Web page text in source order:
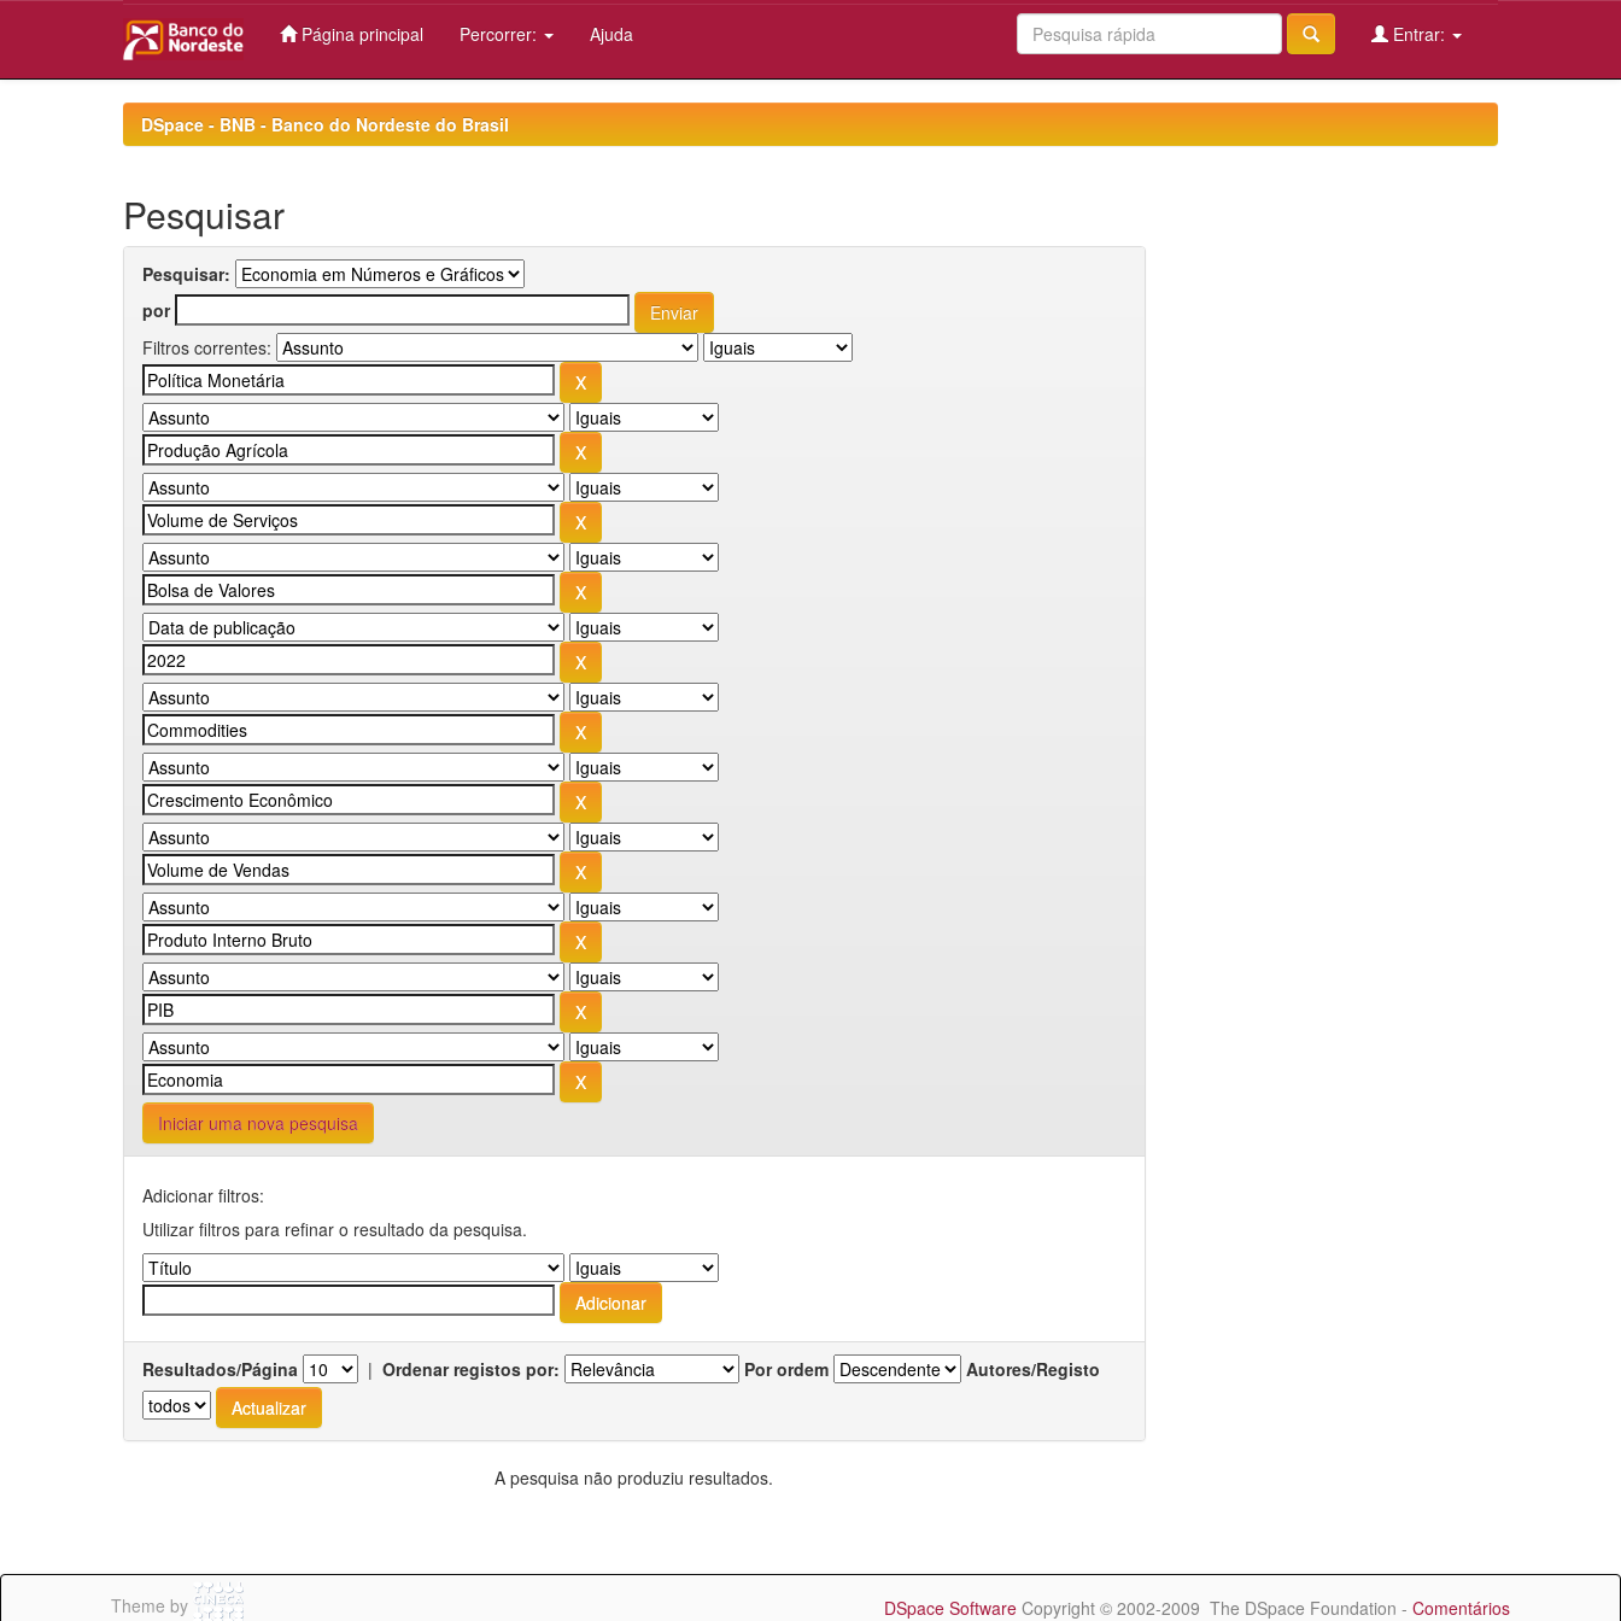
Página principal Percorrer: Ajuda Entrar:
DSpace - BNB - Banco do Nordeste do Brasil
Pesquisar
Pesquisar:
por
Filtros correntes:
Iniciar uma nova pesquisa
Adicionar filtros:
Utilizar filtros para refinar o resultado da pesquisa.
Resultados/Página | Ordenar registos por: Por ordem Autores/Registo
A pesquisa não produziu resultados.
Theme by DSpace Software Copyright © 2002-2009 The DSpace Foundation - Comentários